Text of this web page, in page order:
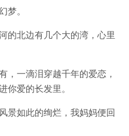
。
的北边有几个大的湾，心里
，一滴泪穿越千年的爱恋，
你爱的长发里。
景如此的绚烂，我妈妈便回